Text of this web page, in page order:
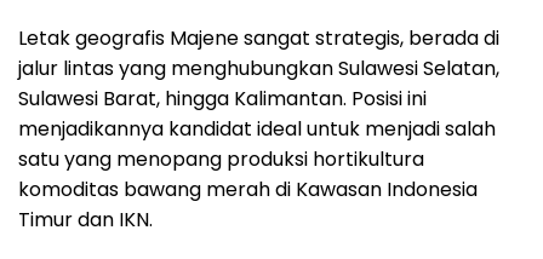
Letak geografis Majene sangat strategis, berada di
jalur lintas yang menghubungkan Sulawesi Selatan,
Sulawesi Barat, hingga Kalimantan. Posisi ini
menjadikannya kandidat ideal untuk menjadi salah
satu yang menopang produksi hortikultura
komoditas bawang merah di Kawasan Indonesia
Timur dan IKN.